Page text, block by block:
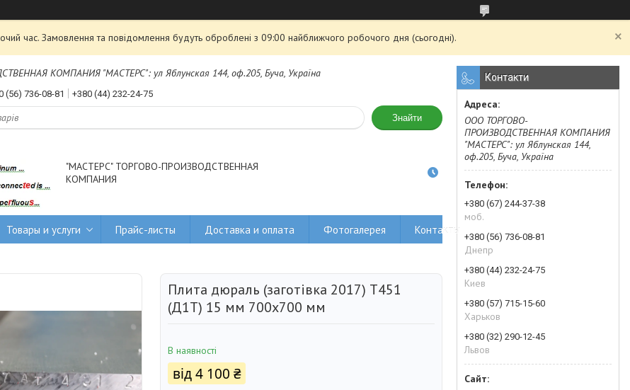
час. Замовлення та повідомлення будуть оброблені з 09:00 найближчого робочого дня (сьогодні).
КОМПАНИЯ "МАСТЕРС": ул Яблунская 144, оф.205, Буча, Україна
(56) 736-08-81 +380 (44) 232-24-75
Знайти
"МАСТЕРС" ТОРГОВО-ПРОИЗВОДСТВЕННАЯ
КОМПАНИЯ
Товары и услуги Прайс-листы Доставка и оплата Фотогалерея Контакты
Плита дюраль (заготівка 2017) T451
(Д1Т) 15 мм 700х700 мм
В наявності
від4 100 ₴
Контакти
ООО ТОРГОВО-
ПРОИЗВОДСТВЕННАЯ КОМПАНИЯ
"МАСТЕРС": ул Яблунская 144,
оф.205, Буча, Україна
+380 (67) 244-37-38
моб.
+380 (56) 736-08-81
Днепр
+380 (44) 232-24-75
Киев
+380 (57) 715-15-60
Харьков
+380 (32) 290-12-45
Львов